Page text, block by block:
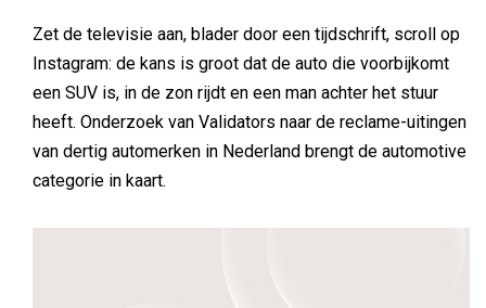
Zet de televisie aan, blader door een tijdschrift, scroll op
Instagram: de kans is groot dat de auto die voorbijkomt
een SUV is, in de zon rijdt en een man achter het stuur
heeft. Onderzoek van Validators naar de reclame-uitingen
van dertig automerken in Nederland brengt de automotive
categorie in kaart.